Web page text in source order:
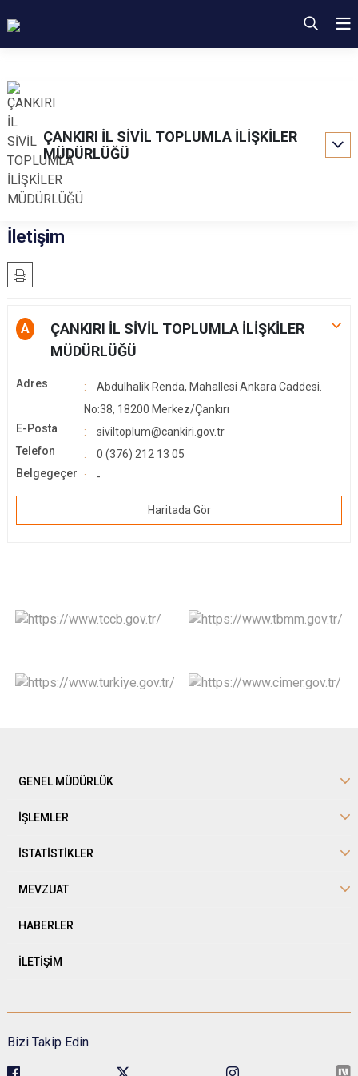
ÇANKIRI İL SİVİL TOPLUMLA İLİŞKİLER
MÜDÜRLÜĞÜ
İletişim
A
ÇANKIRI İL SİVİL TOPLUMLA İLİŞKİLER
MÜDÜRLÜĞÜ
Adres
Abdulhalik Renda, Mahallesi Ankara Caddesi.
No:38, 18200 Merkez/Çankırı
E-Posta
siviltoplum@cankiri.gov.tr
Telefon
0 (376) 212 13 05
Belgegeçer
-
Haritada Gör
GENEL MÜDÜRLÜK
İŞLEMLER
İSTATİSTİKLER
MEVZUAT
HABERLER
İLETİŞİM
Bizi Takip Edin